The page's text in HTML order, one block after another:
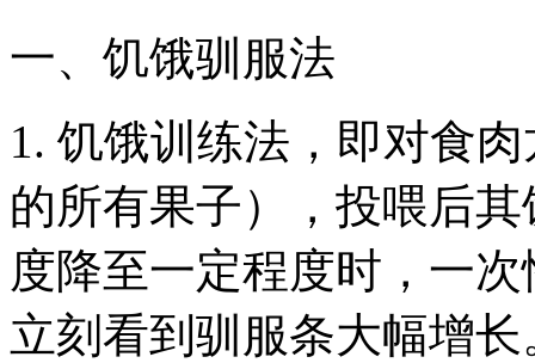
一、饥饿驯服法
1. 饥饿训练法，即对食
的所有果子），投喂后
度降至一定程度时，一
立刻看到驯服条大幅增长